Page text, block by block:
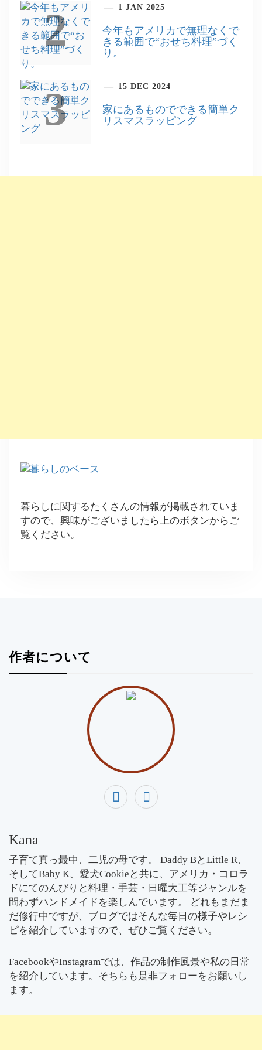
2 1 JAN 2025
今年もアメリカで無理なくで
きる範囲で“おせち料理”づく
り。
3 15 DEC 2024
家にあるものでできる簡単ク
リスマスラッピング
暮らしに関するたくさんの情報が掲載されていま
すので、興味がございましたら上のボタンからご
覧ください。
作者について
Kana
子育て真っ最中、二児の母です。 Daddy BとLittle R、
そしてBaby K、愛犬Cookieと共に、アメリカ・コロラ
ドにてのんびりと料理・手芸・日曜大工等ジャンルを
問わずハンドメイドを楽しんでいます。 どれもまだま
だ修行中ですが、ブログではそんな毎日の様子やレシ
ピを紹介していますので、ぜひご覧ください。
FacebookやInstagramでは、作品の制作風景や私の日常
を紹介しています。そちらも是非フォローをお願いし
ます。